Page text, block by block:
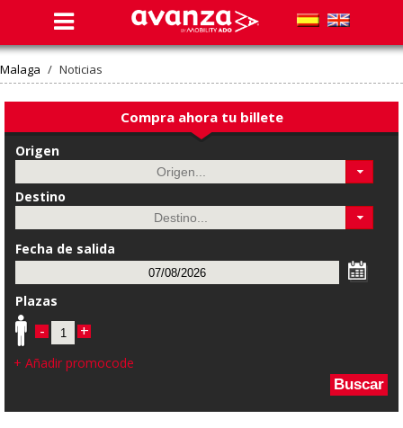
Malaga / Noticias
Compra ahora tu billete
Origen
Destino
Fecha de salida
Plazas
- +
+ Añadir promocode
Buscar